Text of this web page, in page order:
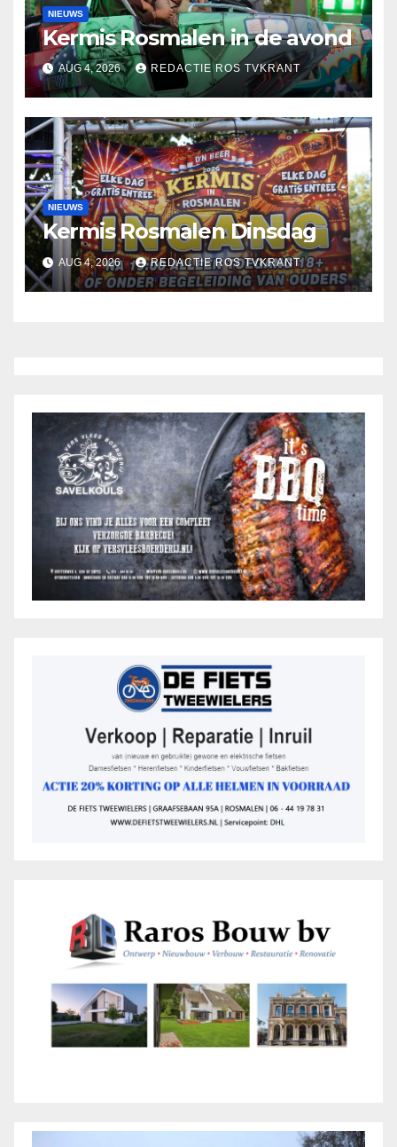
NIEUWS
Kermis Rosmalen in de avond
AUG 4, 2026 REDACTIE ROS TVKRANT
NIEUWS
Kermis Rosmalen Dinsdag
AUG 4, 2026 REDACTIE ROS TVKRANT